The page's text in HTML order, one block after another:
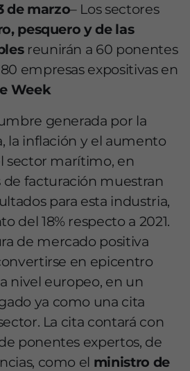
de marzo– Los sectores
pesquero y de las
reunirán a 60 ponentes
empresas expositivas en
Week
generada por la
la inflación y el aumento
sector marítimo, en
de facturación muestran
para esta industria,
del 18% respecto a 2021.
de mercado positiva
en epicentro
nivel europeo, en un
ya como una cita
La cita contará con
ponentes expertos, de
como el ministro de